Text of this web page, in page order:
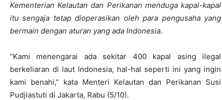
Kementerian Kelautan dan Perikanan menduga kapal-kapal
itu sengaja tetap dioperasikan oleh para pengusaha yang
bermain dengan aturan yang ada Indonesia.
“Kami menengarai ada sekitar 400 kapal asing ilegal
berkeliaran di laut Indonesia, hal-hal seperti ini yang ingin
kami benahi,” kata Menteri Kelautan dan Perikanan Susi
Pudjiastuti di Jakarta, Rabu (5/10).